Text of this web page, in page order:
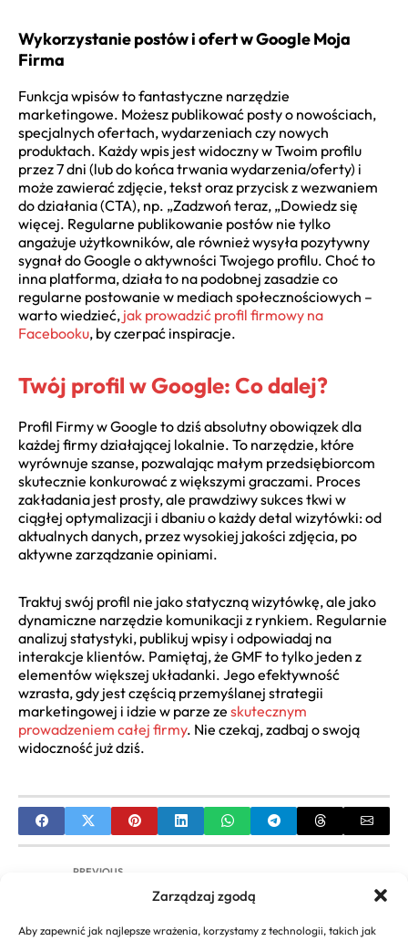
Zarządzaj zgodą
Aby zapewnić jak najlepsze wrażenia, korzystamy z technologii, takich jak
Wykorzystanie postów i ofert w Google Moja
Firma
Funkcja wpisów to fantastyczne narzędzie
marketingowe. Możesz publikować posty o nowościach,
specjalnych ofertach, wydarzeniach czy nowych
produktach. Każdy wpis jest widoczny w Twoim profilu
przez 7 dni (lub do końca trwania wydarzenia/oferty) i
może zawierać zdjęcie, tekst oraz przycisk z wezwaniem
do działania (CTA), np. „Zadzwoń teraz, „Dowiedz się
więcej. Regularne publikowanie postów nie tylko
angażuje użytkowników, ale również wysyła pozytywny
sygnał do Google o aktywności Twojego profilu. Choć to
inna platforma, działa to na podobnej zasadzie co
regularne postowanie w mediach społecznościowych –
warto wiedzieć, jak prowadzić profil firmowy na
Facebooku, by czerpać inspiracje.
Twój profil w Google: Co dalej?
Profil Firmy w Google to dziś absolutny obowiązek dla
każdej firmy działającej lokalnie. To narzędzie, które
wyrównuje szanse, pozwalając małym przedsiębiorcom
skutecznie konkurować z większymi graczami. Proces
zakładania jest prosty, ale prawdziwy sukces tkwi w
ciągłej optymalizacji i dbaniu o każdy detal wizytówki: od
aktualnych danych, przez wysokiej jakości zdjęcia, po
aktywne zarządzanie opiniami.
Traktuj swój profil nie jako statyczną wizytówkę, ale jako
dynamiczne narzędzie komunikacji z rynkiem. Regularnie
analizuj statystyki, publikuj wpisy i odpowiadaj na
interakcje klientów. Pamiętaj, że GMF to tylko jeden z
elementów większej układanki. Jego efektywność
wzrasta, gdy jest częścią przemyślanej strategii
marketingowej i idzie w parze ze skutecznym
prowadzeniem całej firmy. Nie czekaj, zadbaj o swoją
widoczność już dziś.
PREVIOUS
Optymalizacja słów kluczowych – Jak skutecznie